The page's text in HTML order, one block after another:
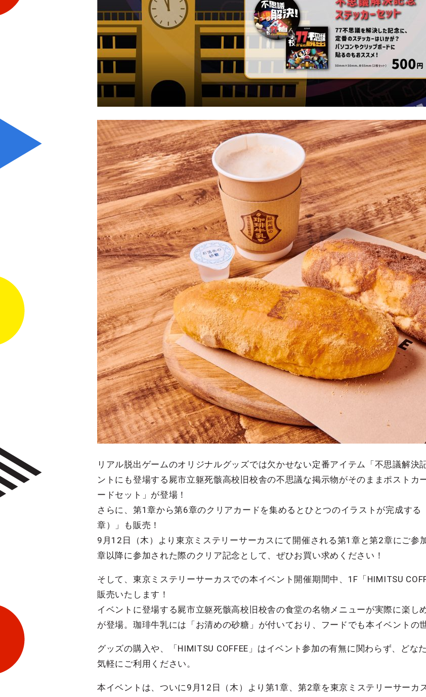
リアル脱出ゲームのオリジナルグッズでは欠かせない定番アイテム「不思議解決
ントにも登場する屍市立躯死骸高校旧校舎の不思議な掲示物がそのままポストカ
ードセット」が登場！
さらに、第1章から第6章のクリアカードを集めるとひとつのイラストが完成す
章）」も販売！
9月12日（木）より東京ミステリーサーカスにて開催される第1章と第2章にご参
章以降に参加された際のクリア記念として、ぜひお買い求めください！
そして、東京ミステリーサーカスでの本イベント開催期間中、1F「HIMITSU
販売いたします！
イベントに登場する屍市立躯死骸高校旧校舎の食堂の名物メニューが実際に楽し
が登場。珈琲牛乳には「お清めの砂糖」が付いており、フードでも本イベントの
グッズの購入や、「HIMITSU COFFEE」はイベント参加の有無に関わらず、どな
気軽にご利用ください。
本イベントは、ついに9月12日（木）より第1章、第2章を東京ミステリーサーカ